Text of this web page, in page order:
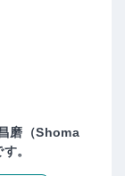
磨（Shoma
。